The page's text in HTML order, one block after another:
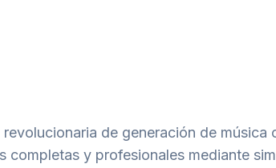
de generación de
completas y profesionales mediante